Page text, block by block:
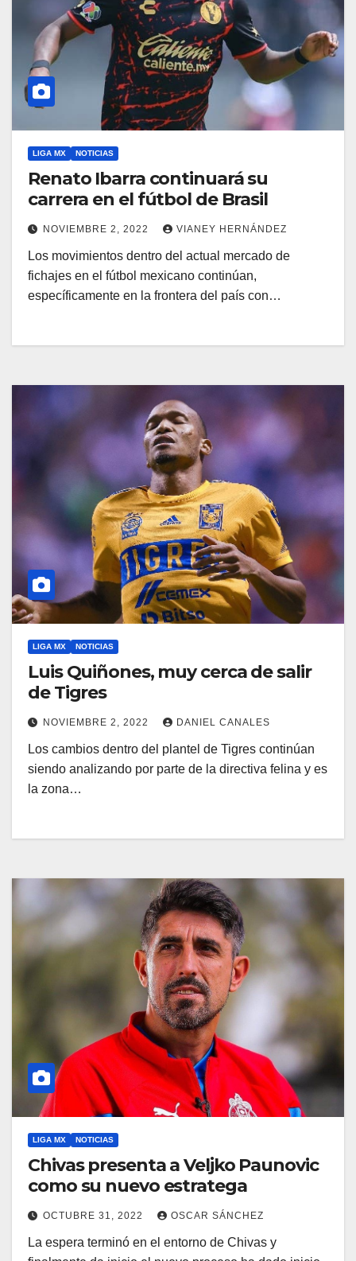
LIGA MX NOTICIAS
Renato Ibarra continuará su
carrera en el fútbol de Brasil
NOVIEMBRE 2, 2022 VIANEY HERNÁNDEZ
Los movimientos dentro del actual mercado de
fichajes en el fútbol mexicano continúan,
específicamente en la frontera del país con…
LIGA MX NOTICIAS
Luis Quiñones, muy cerca de salir
de Tigres
NOVIEMBRE 2, 2022 DANIEL CANALES
Los cambios dentro del plantel de Tigres continúan
siendo analizando por parte de la directiva felina y es
la zona…
LIGA MX NOTICIAS
Chivas presenta a Veljko Paunovic
como su nuevo estratega
OCTUBRE 31, 2022 OSCAR SÁNCHEZ
La espera terminó en el entorno de Chivas y